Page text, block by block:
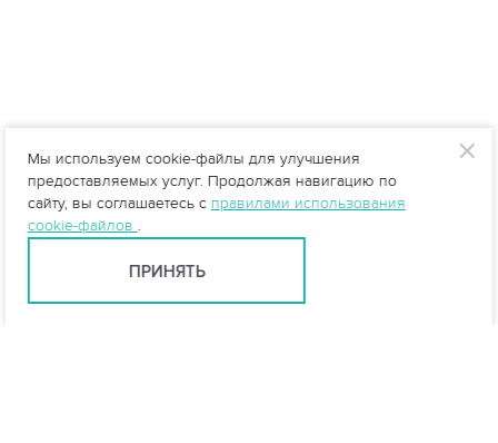
Мы используем cookie-файлы для улучшения
предоставляемых услуг. Продолжая навигацию по
сайту, вы соглашаетесь с правилами использования
cookie-файлов .
ПРИНЯТЬ